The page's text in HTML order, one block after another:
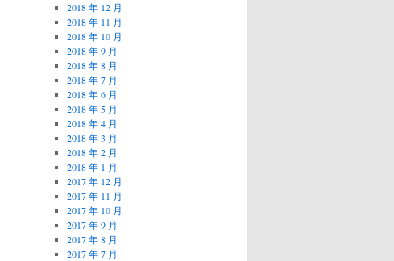
2018 年 12 月
2018 年 11 月
2018 年 10 月
2018 年 9 月
2018 年 8 月
2018 年 7 月
2018 年 6 月
2018 年 5 月
2018 年 4 月
2018 年 3 月
2018 年 2 月
2018 年 1 月
2017 年 12 月
2017 年 11 月
2017 年 10 月
2017 年 9 月
2017 年 8 月
2017 年 7 月